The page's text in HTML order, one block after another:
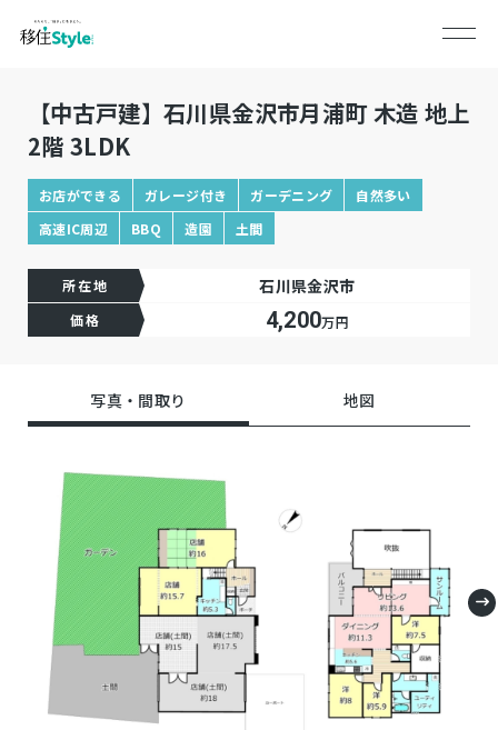
【中古戸建】石川県金沢市月浦町 木造 地上
2階 3LDK
お店ができる ガレージ付き ガーデニング
自然多い
高速IC周辺
BBQ 造園 土間
所在地 石川県金沢市
価格 4,200万円
写真・間取り 地図